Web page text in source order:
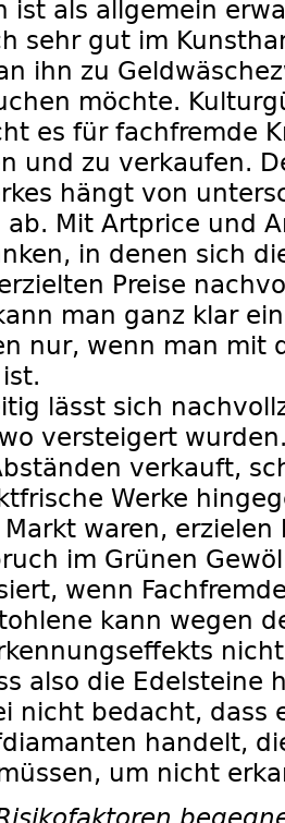
ist als allgemein
sehr gut im
ihn zu
möchte.
es für fachfremde
und zu verkaufen.
hängt von
ab. Mit Artprice und
in denen sich
Preise
man ganz klar
nur, wenn man mit
lässt sich
versteigert
verkauft,
Werke
waren, erzielen
im Grünen
wenn
kann wegen
also die Edelsteine
nicht bedacht, dass
handelt,
um nicht